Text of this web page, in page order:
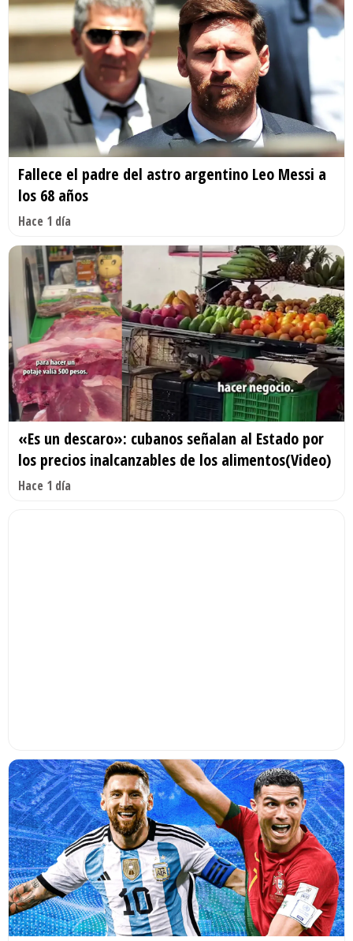
Fallece el padre del astro argentino Leo Messi a
los 68 años
Hace 1 día
«Es un descaro»: cubanos señalan al Estado por
los precios inalcanzables de los alimentos(Video)
Hace 1 día